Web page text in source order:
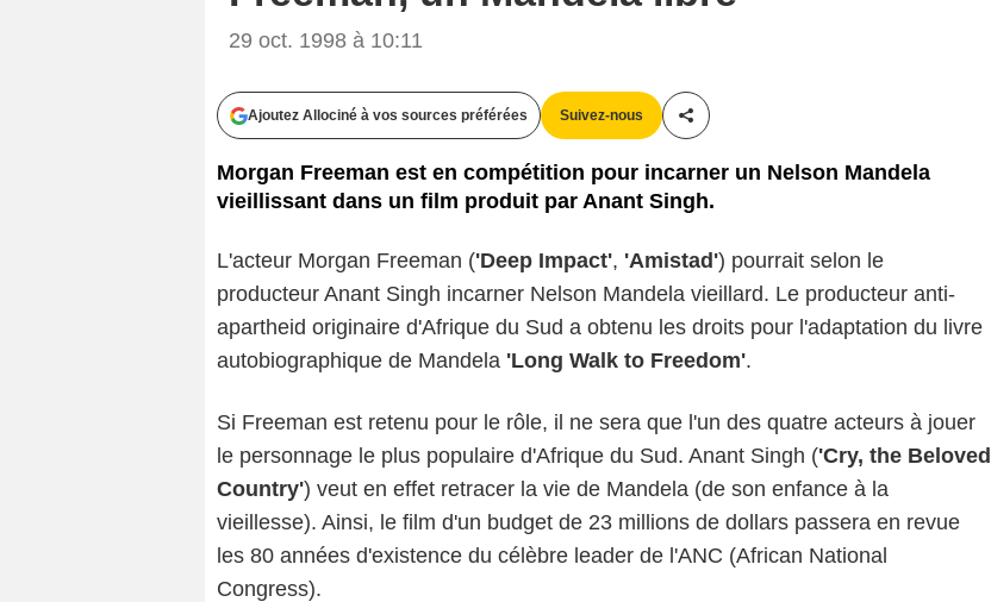
29 oct. 1998 à 10:11
Ajoutez Allociné à vos sources préférées Suivez-nous
Partager cet article
Morgan Freeman est en compétition pour incarner un Nelson Mandela
vieillissant dans un film produit par Anant Singh.
L'acteur Morgan Freeman ('Deep Impact', 'Amistad') pourrait selon le
producteur Anant Singh incarner Nelson Mandela vieillard. Le producteur anti-
apartheid originaire d'Afrique du Sud a obtenu les droits pour l'adaptation du livre
autobiographique de Mandela 'Long Walk to Freedom'.
Si Freeman est retenu pour le rôle, il ne sera que l'un des quatre acteurs à jouer
le personnage le plus populaire d'Afrique du Sud. Anant Singh ('Cry, the Beloved
Country') veut en effet retracer la vie de Mandela (de son enfance à la
vieillesse). Ainsi, le film d'un budget de 23 millions de dollars passera en revue
les 80 années d'existence du célèbre leader de l'ANC (African National
Congress).